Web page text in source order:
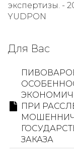
экспертизы. -
YUDPON
Для Вас
ПРИ
ЗАКАЗА